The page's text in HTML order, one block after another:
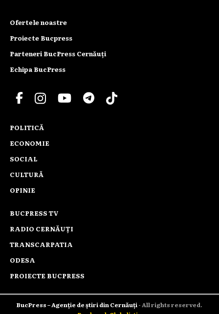
Ofertele noastre
Proiecte Bucpress
Parteneri BucPress Cernăuți
Echipa BucPress
POLITICĂ
ECONOMIE
SOCIAL
CULTURĂ
OPINIE
BUCPRESS TV
RADIO CERNĂUȚI
TRANSCARPATIA
ODESA
PROIECTE BUCPRESS
BucPress – Agenție de știri din Cernăuți- All rights reserved.